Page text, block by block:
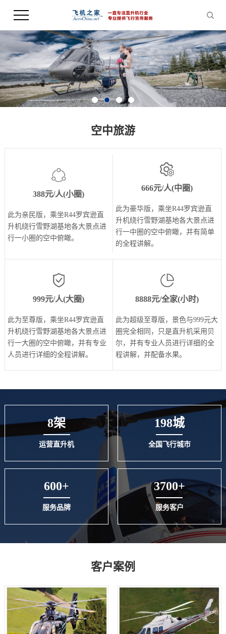
空中旅游
388元/人(小圈)
此为亲民版，乘坐R44罗宾逊直
升机绕行雪野湖基地各大景点进
行一小圈的空中俯瞰。
666元/人(中圈)
此为豪华版，乘坐R44罗宾逊直
升机绕行雪野湖基地各大景点进
行一中圈的空中俯瞰，并有简单
的全程讲解。
999元/人(大圈)
此为至尊版，乘坐R44罗宾逊直
升机绕行雪野湖基地各大景点进
行一大圈的空中俯瞰，并有专业
人员进行详细的全程讲解。
8888元/全家(小时)
此为超级至尊版，景色与999元大
圈完全相同，只是直升机采用贝
尔，并有专业人员进行详细的全
程讲解，并配备水果。
8架
运营直升机
198城
全国飞行城市
600+
服务品牌
3700+
服务客户
客户案例